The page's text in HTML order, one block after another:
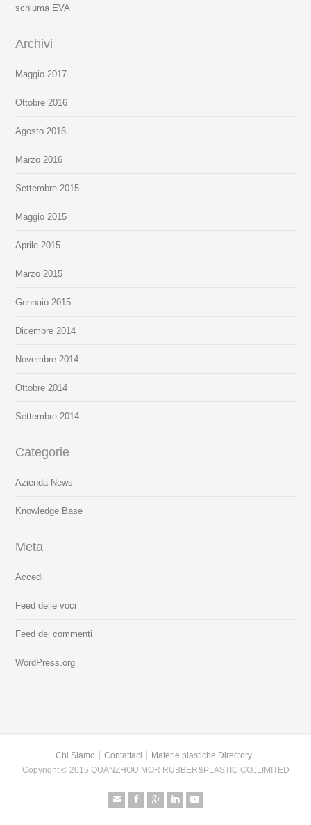
schiuma EVA
Archivi
Maggio 2017
Ottobre 2016
Agosto 2016
Marzo 2016
Settembre 2015
Maggio 2015
Aprile 2015
Marzo 2015
Gennaio 2015
Dicembre 2014
Novembre 2014
Ottobre 2014
Settembre 2014
Categorie
Azienda News
Knowledge Base
Meta
Accedi
Feed delle voci
Feed dei commenti
WordPress.org
Chi Siamo Contattaci
Materie plastiche Directory
Copyright © 2015 QUANZHOU MOR RUBBER&PLASTIC CO.,LIMITED